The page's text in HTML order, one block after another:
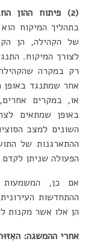
(2) פיתוח ההון החברתי ומנגנוני קהילה
בתהליך המיקוח
של הקהילה, הן
לצורך המיקוח.
רק במקרה
אחר שמתנגד באופן
או, במקרים
באופן שמתאים
השונים למצב
ההתארגנות של
הפעולה שניתן
אם כן, המשמעות
ההתחדשות
הן אלו אשר מקנות
אחרי ההמשגה: